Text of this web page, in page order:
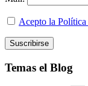
Acepto la
Temas el Blog